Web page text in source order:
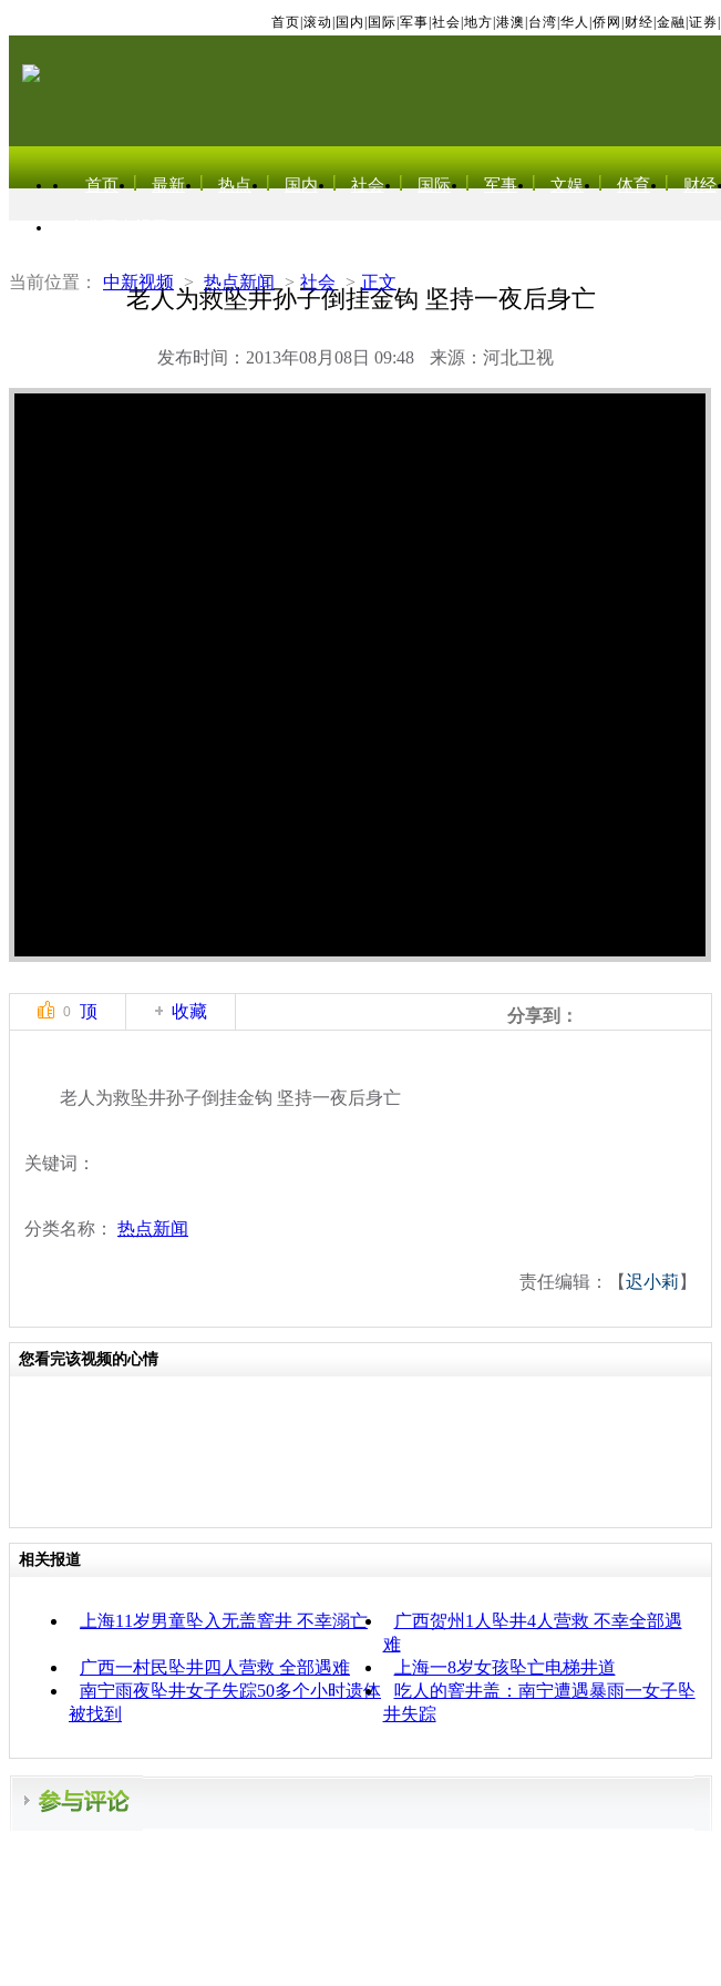
首页 滚动 国内 国际 军事 社会 地方 港澳 台湾 华人 侨网 财经 金融 证券
首页 最新 热点 国内 社会 国际 军事 文娱 体育 财经
当前位置： 中新视频 > 热点新闻 > 社会 > 正文
老人为救坠井孙子倒挂金钩 坚持一夜后身亡
发布时间：2013年08月08日 09:48 来源：河北卫视
0 顶 收藏 分享到：
老人为救坠井孙子倒挂金钩 坚持一夜后身亡
关键词：
分类名称： 热点新闻
责任编辑：【迟小莉 】
您看完该视频的心情
相关报道
上海11岁男童坠入无盖窨井 不幸溺亡
广西贺州1人坠井4人营救 不幸全部遇
难
广西一村民坠井四人营救 全部遇难
上海一8岁女孩坠亡电梯井道
南宁雨夜坠井女子失踪50多个小时遗体
被找到
吃人的窨井盖：南宁遭遇暴雨一女子坠
井失踪